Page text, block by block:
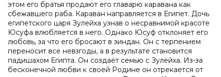
этом его братья продают его главарю каравана как
сбежавшего раба. Караван направляется в Египет. Дочь
египетского царя Зулейха узнав о несравнимой красоте
Юсуфа влюбляется в него. Однако Юсуф отклоняет его
любовь, за что его бросают в зиндан. Он с терпением
переносит все невзгоды, а в результате становится
падишахом Египта. Он создаёт семью с Зулейха. Из-за
бесконечной любви к своей Родине он отрекается от